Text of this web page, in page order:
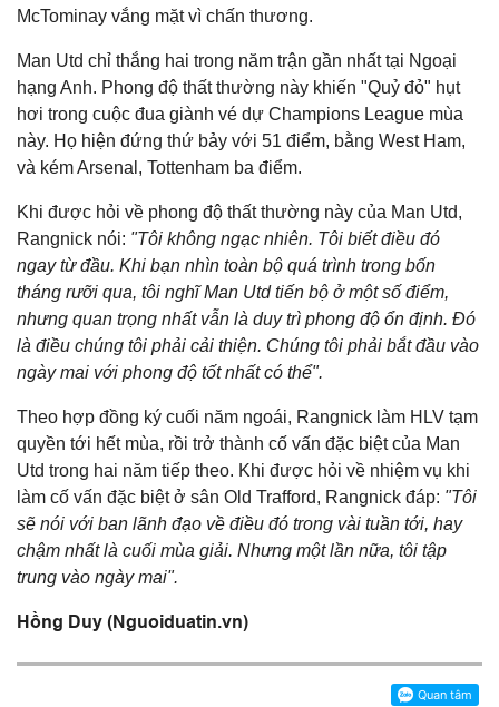
McTominay vắng mặt vì chấn thương.
Man Utd chỉ thắng hai trong năm trận gần nhất tại Ngoại
hạng Anh. Phong độ thất thường này khiến "Quỷ đỏ" hụt
hơi trong cuộc đua giành vé dự Champions League mùa
này. Họ hiện đứng thứ bảy với 51 điểm, bằng West Ham,
và kém Arsenal, Tottenham ba điểm.
Khi được hỏi về phong độ thất thường này của Man Utd,
Rangnick nói: "Tôi không ngạc nhiên. Tôi biết điều đó
ngay từ đầu. Khi bạn nhìn toàn bộ quá trình trong bốn
tháng rưỡi qua, tôi nghĩ Man Utd tiến bộ ở một số điểm,
nhưng quan trọng nhất vẫn là duy trì phong độ ổn định. Đó
là điều chúng tôi phải cải thiện. Chúng tôi phải bắt đầu vào
ngày mai với phong độ tốt nhất có thể".
Theo hợp đồng ký cuối năm ngoái, Rangnick làm HLV tạm
quyền tới hết mùa, rồi trở thành cố vấn đặc biệt của Man
Utd trong hai năm tiếp theo. Khi được hỏi về nhiệm vụ khi
làm cố vấn đặc biệt ở sân Old Trafford, Rangnick đáp: "Tôi
sẽ nói với ban lãnh đạo về điều đó trong vài tuần tới, hay
chậm nhất là cuối mùa giải. Nhưng một lần nữa, tôi tập
trung vào ngày mai".
Hồng Duy (Nguoiduatin.vn)